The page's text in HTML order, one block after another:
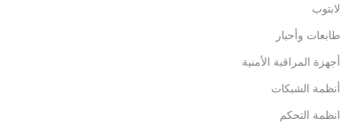
لابتوب
طابعات وأحبار
أجهزة المراقبة الأمنية
أنظمة الشبكات
انظمة التحكم